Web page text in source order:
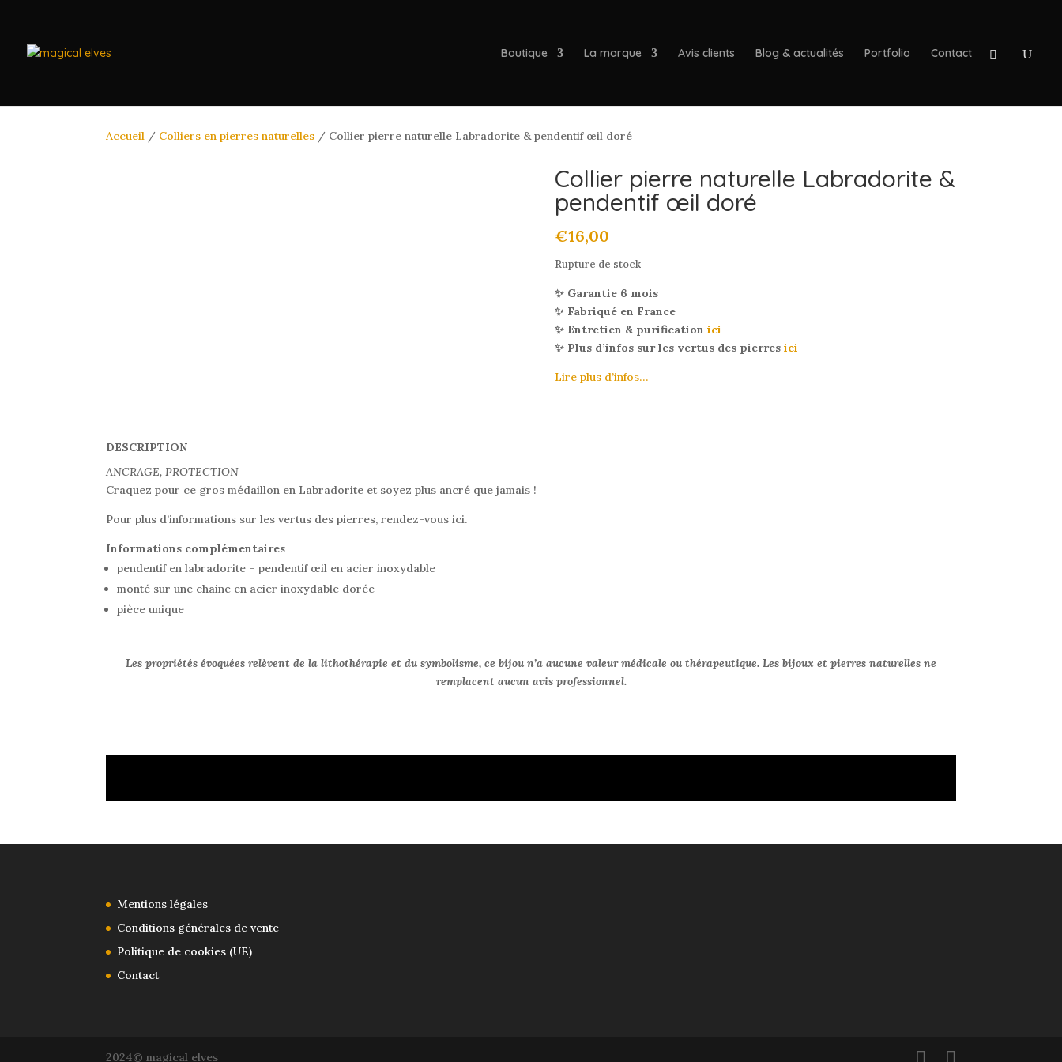
Boutique La marque Avis clients Blog & actualités Portfolio Contact
Accueil / Colliers en pierres naturelles / Collier pierre naturelle Labradorite & pendentif œil doré
Collier pierre naturelle Labradorite &
pendentif œil doré
€16,00
Rupture de stock
✨ Garantie 6 mois
✨ Fabriqué en France
✨ Entretien & purification ici
✨ Plus d’infos sur les vertus des pierresici
Lire plus d’infos…
DESCRIPTION
ANCRAGE, PROTECTION
Craquez pour ce gros médaillon en Labradorite et soyez plus ancré que jamais !
Pour plus d’informations sur les vertus des pierres, rendez-vous ici.
Informations complémentaires
pendentif en labradorite – pendentif œil en acier inoxydable
monté sur une chaine en acier inoxydable dorée
pièce unique
Les propriétés évoquées relèvent de la lithothérapie et du symbolisme, ce bijou n’a aucune valeur médicale ou thérapeutique. Les bijoux et pierres naturelles ne
remplacent aucun avis professionnel.
Mentions légales
Conditions générales de vente
Politique de cookies (UE)
Contact
2024© magical elves